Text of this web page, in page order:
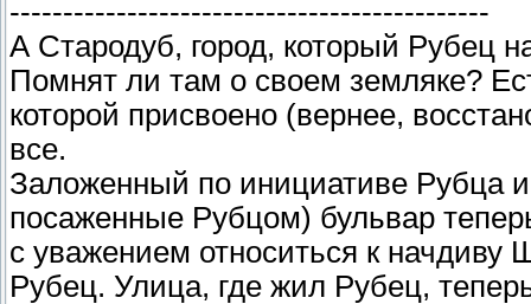
---------------------------------------------
А Стародуб, город, который Рубец
Помнят ли там о своем земляке?
которой присвоено (вернее,
все.
Заложенный по инициативе Рубца
посаженные Рубцом) бульвар
с уважением относиться к начдиву
Рубец. Улица, где жил Рубец,